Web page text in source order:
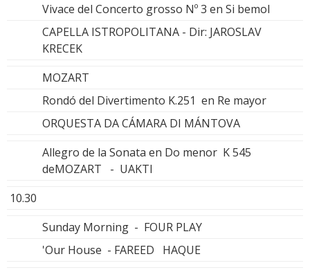
Vivace del Concerto grosso Nº 3 en Si bemol
CAPELLA ISTROPOLITANA - Dir: JAROSLAV
KRECEK
MOZART
Rondó del Divertimento K.251 en Re mayor
ORQUESTA DA CÁMARA DI MÁNTOVA
Allegro de la Sonata en Do menor K 545
deMOZART - UAKTI
10.30
Sunday Morning - FOUR PLAY
'Our House - FAREED HAQUE